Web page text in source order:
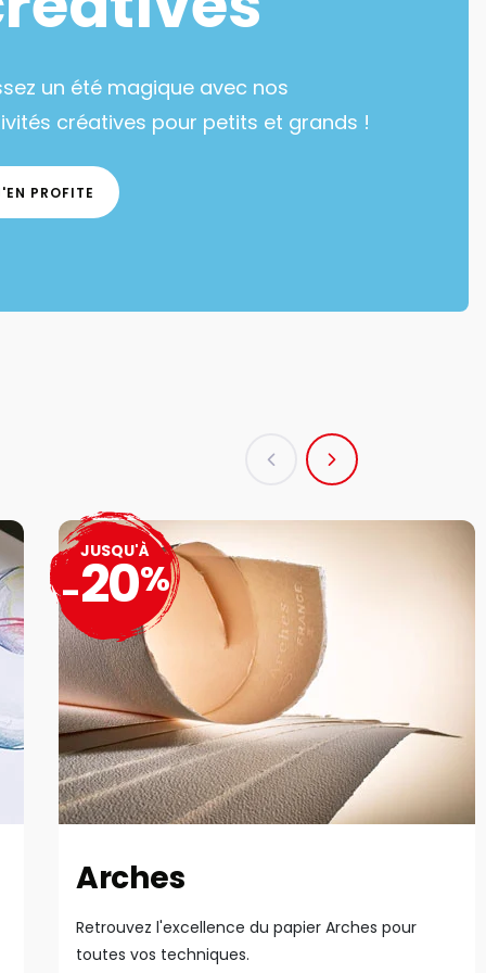
un été magique avec nos
créatives pour petits et grands !
PROFITE
Arches
Retrouvez l'excellence du papier Arches pour
toutes vos techniques.
JUSQU'À
-20%